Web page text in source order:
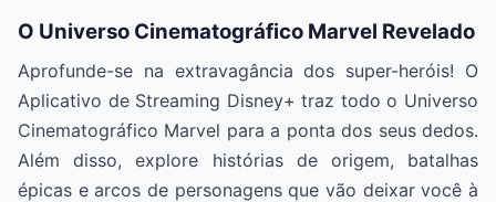
O Universo Cinematográfico Marvel Revelado
Aprofunde-se na extravagância dos super-heróis! O
Aplicativo de Streaming Disney+ traz todo o Universo
Cinematográfico Marvel para a ponta dos seus dedos.
Além disso, explore histórias de origem, batalhas
épicas e arcos de personagens que vão deixar você à